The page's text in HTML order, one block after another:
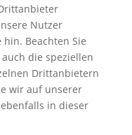
Nutzer
Beachten Sie
die speziellen
Drittanbietern
wir auf unserer
in dieser